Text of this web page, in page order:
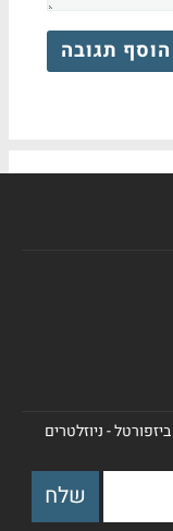
הוסף תגובה
- ניוזלטרים